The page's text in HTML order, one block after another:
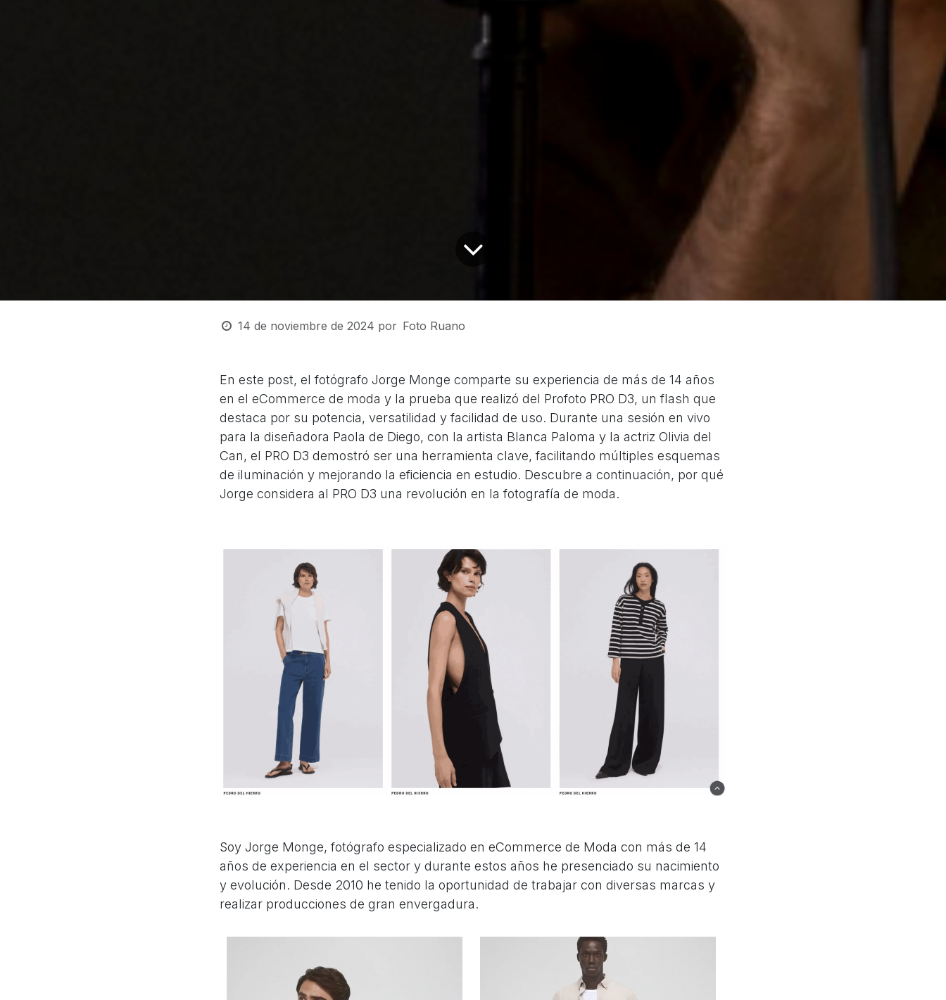
14 de noviembre de 2024 por Foto Ruano
En este post, el fotógrafo Jorge Monge comparte su experiencia de más de 14 años
en el eCommerce de moda y la prueba que realizó del Profoto PRO D3, un flash que
destaca por su potencia, versatilidad y facilidad de uso. Durante una sesión en vivo
para la diseñadora Paola de Diego, con la artista Blanca Paloma y la actriz Olivia del
Can, el PRO D3 demostró ser una herramienta clave, facilitando múltiples esquemas
de iluminación y mejorando la eficiencia en estudio. Descubre a continuación, por qué
Jorge considera al PRO D3 una revolución en la fotografía de moda.
Soy Jorge Monge, fotógrafo especializado en eCommerce de Moda con más de 14
años de experiencia en el sector y durante estos años he presenciado su nacimiento
y evolución. Desde 2010 he tenido la oportunidad de trabajar con diversas marcas y
realizar producciones de gran envergadura.